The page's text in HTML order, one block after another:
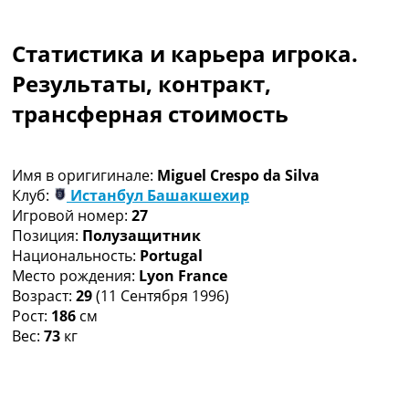
Чемпионат Мира
Украина. Премьер-Лига
Украина. Первая Лига
Лига Чемпионов
Другие Турниры >>>
Таблицы
Таблицы групп Чемпионата Мира
Украина. Премьер-Лига
Украина. Первая Лига
Лига Чемпионов. Таблицы групп
Англия. Премьер-Лига
Испания. Ла Лига
Статистика и карьера игрока.
Результаты, контракт,
трансферная стоимость
Имя в оригигинале: Miguel Crespo da Silva
Клуб:
Истанбул Башакшехир
Игровой номер: 27
Позиция: Полузащитник
Национальность: Portugal
Место рождения: Lyon France
Возраст: 29(11 Сентября 1996)
Рост: 186 см
Вес: 73 кг